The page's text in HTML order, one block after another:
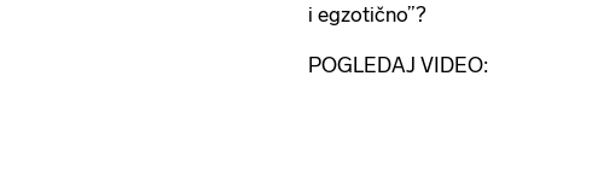
i egzotično”?
POGLEDAJ VIDEO: